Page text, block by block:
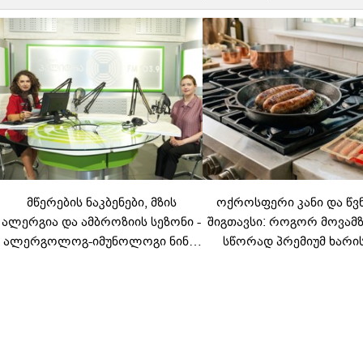
მწერების ნაკბენები, მზის
ალერგია და ამბროზიის სეზონი -
ალერგოლოგ-იმუნოლოგი ნინო
ოქროსფერი კანი და
შიგთავსი: როგორ
სწორად პრემიუმ